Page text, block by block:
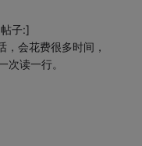
子:]
会花费很多时间，
读一行。